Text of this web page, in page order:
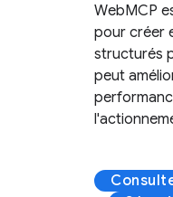
WebMCP
pour créer
structurés
peut